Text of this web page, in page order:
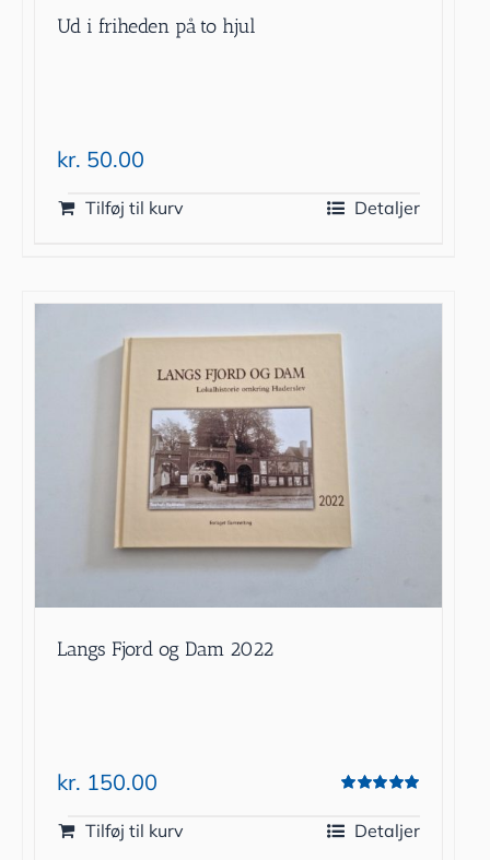
Ud i friheden på to hjul
kr. 50.00
Tilføj til kurv Detaljer
Langs Fjord og Dam 2022
5.00
ud af 5
kr. 150.00
Tilføj til kurv Detaljer